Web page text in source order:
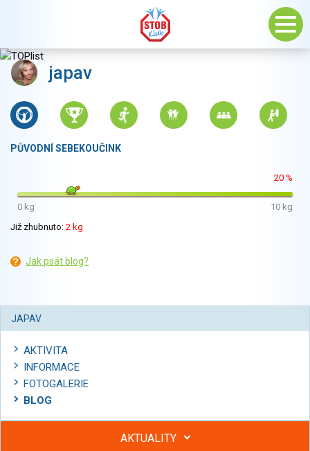
japav
PŮVODNÍ SEBEKOUČINK
20 %
0 kg
10 kg
Již zhubnuto: 2 kg
Jak psát blog?
JAPAV
AKTIVITA
INFORMACE
FOTOGALERIE
BLOG
AKTUALITY